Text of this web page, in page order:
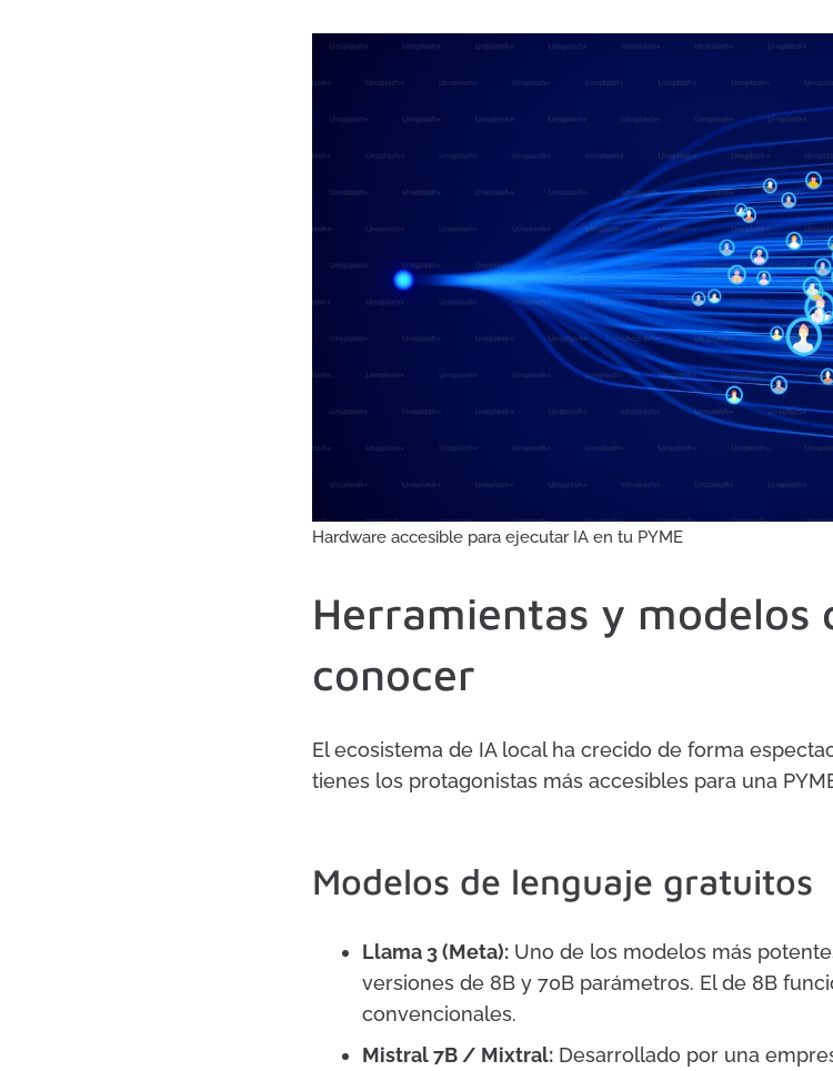
Hardware accesible para ejecutar IA en tu PYME
Herramientas y modelos
conocer
El ecosistema de IA local ha crecido de forma
tienes los protagonistas más accesibles para una
Modelos de lenguaje gratuitos
Llama 3 (Meta):Uno de los modelos más
versiones de 8B y 70B parámetros. El de 8B
convencionales.
Mistral 7B / Mixtral:Desarrollado por una